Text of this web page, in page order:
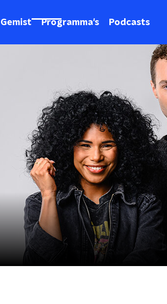
Gemist Programma's Podcasts